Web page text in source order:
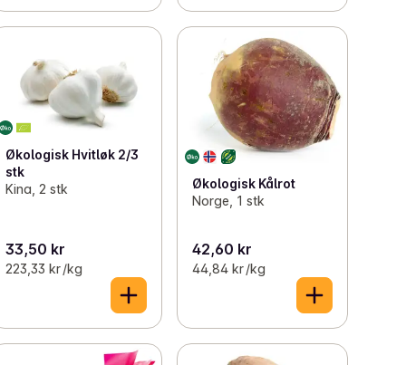
Økologisk Hvitløk 2/3
stk
Kina, 2 stk
33,50 kr
223,33 kr /kg
Økologisk Kålrot
Norge, 1 stk
42,60 kr
44,84 kr /kg